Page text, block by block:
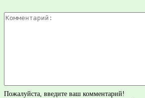
Пожалуйста, введите ваш комментарий!